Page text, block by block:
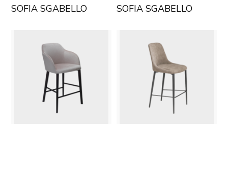
SOFIA SGABELLO SOFIA SGABELLO